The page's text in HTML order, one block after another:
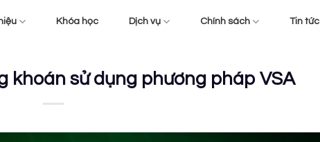
Khóa học Dịch vụ Chính sách Tin tức
khoán sử dụng phương pháp VSA